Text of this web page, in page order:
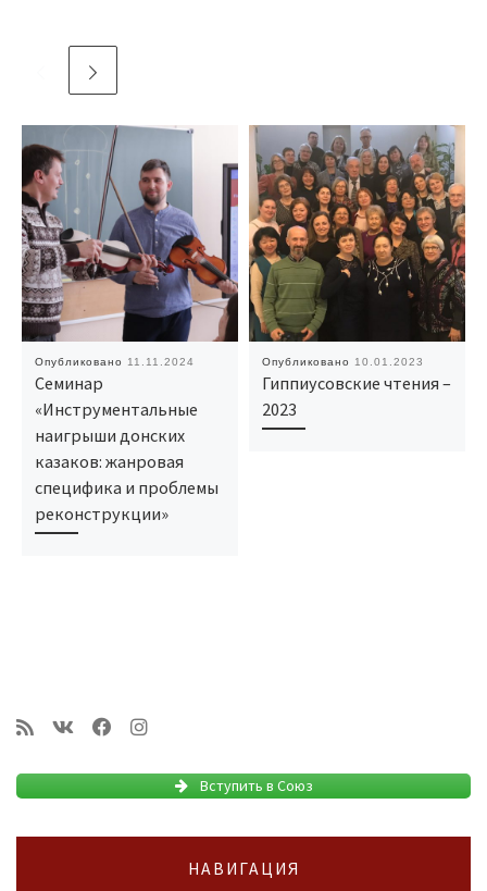
Опубликовано 11.11.2024
Семинар
«Инструментальные
наигрыши донских
казаков: жанровая
специфика и проблемы
реконструкции»
Опубликовано 10.01.2023
Гиппиусовские чтения –
2023
Вступить в Союз
НАВИГАЦИЯ